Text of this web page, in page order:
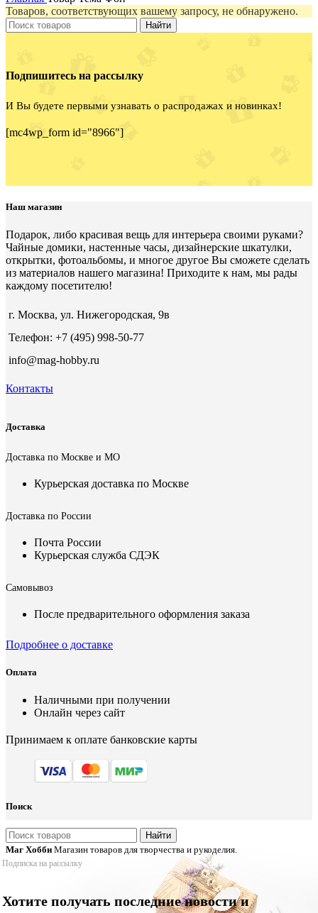
Товаров, соответствующих вашему запросу, не обнаружено.
Найти
Подпишитесь на рассылку
И Вы будете первыми узнавать о распродажах и новинках!
[mc4wp_form id="8966"]
Наш магазин
Подарок, либо красивая вещь для интерьера своими руками?
Чайные домики, настенные часы, дизайнерские шкатулки,
открытки, фотоальбомы, и многое другое Вы сможете сделать
из материалов нашего магазина! Приходите к нам, мы рады
каждому посетителю!
г. Москва, ул. Нижегородская, 9в
Телефон: +7 (495) 998-50-77
info@mag-hobby.ru
Контакты
Доставка
Доставка по Москве и МО
Курьерская доставка по Москве
Доставка по России
Почта России
Курьерская служба СДЭК
Самовывоз
После предварительного оформления заказа
Подробнее о доставке
Оплата
Наличными при получении
Онлайн через сайт
Принимаем к оплате банковские карты
Поиск
Найти
Маг Хобби Магазин товаров для творчества и рукоделия.
Подписка на рассылку
Хотите получать последние новости и